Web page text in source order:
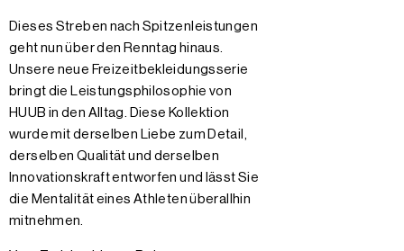
Dieses Streben nach Spitzenleistungen
geht nun über den Renntag hinaus.
Unsere neue Freizeitbekleidungsserie
bringt die Leistungsphilosophie von
HUUB in den Alltag. Diese Kollektion
wurde mit derselben Liebe zum Detail,
derselben Qualität und derselben
Innovationskraft entworfen und lässt Sie
die Mentalität eines Athleten überallhin
mitnehmen.